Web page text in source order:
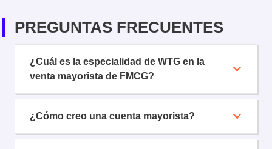
PREGUNTAS FRECUENTES
¿Cuál es la especialidad de WTG en la
venta mayorista de FMCG?
¿Cómo creo una cuenta mayorista?